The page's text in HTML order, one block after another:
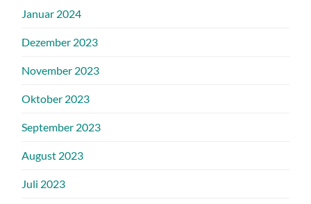
Januar 2024
Dezember 2023
November 2023
Oktober 2023
September 2023
August 2023
Juli 2023